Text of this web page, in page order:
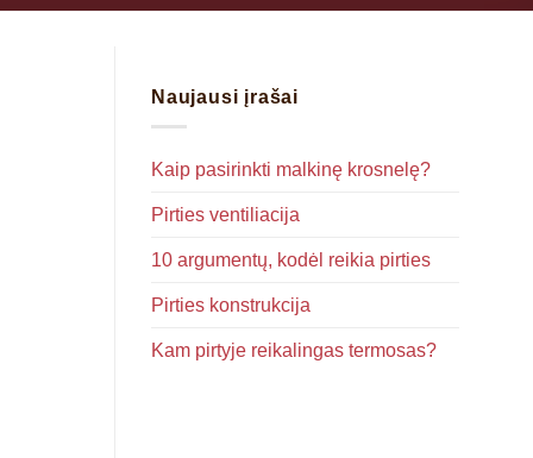
Naujausi įrašai
Kaip pasirinkti malkinę krosnelę?
Pirties ventiliacija
10 argumentų, kodėl reikia pirties
Pirties konstrukcija
Kam pirtyje reikalingas termosas?